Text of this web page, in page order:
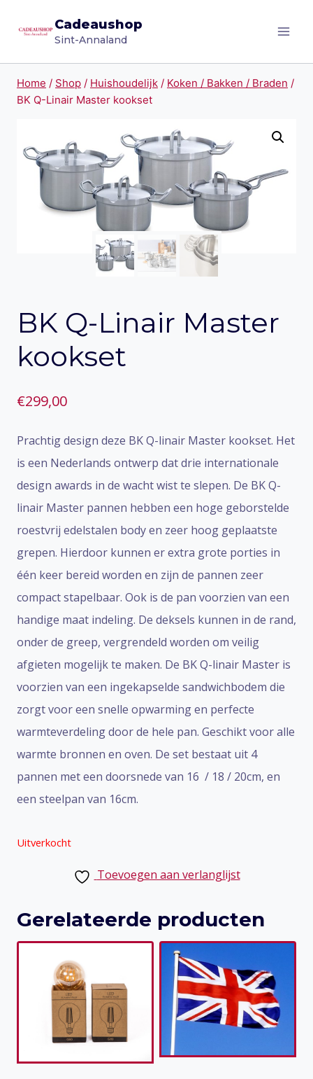
naar
Cadeaushop
Sint-Annaland
Home / Shop / Huishoudelijk / Koken / Bakken / Braden /
BK Q-Linair Master kookset
BK Q-Linair Master
kookset
€299,00
Prachtig design deze BK Q-linair Master kookset. Het
is een Nederlands ontwerp dat drie internationale
design awards in de wacht wist te slepen. De BK Q-
linair Master pannen hebben een hoge geborstelde
roestvrij edelstalen body en zeer hoog geplaatste
grepen. Hierdoor kunnen er extra grote porties in
één keer bereid worden en zijn de pannen zeer
compact stapelbaar. Ook is de pan voorzien van een
handige maat indeling. De deksels kunnen in de rand,
onder de greep, vergrendeld worden om veilig
afgieten mogelijk te maken. De BK Q-linair Master is
voorzien van een ingekapselde sandwichbodem die
zorgt voor een snelle opwarming en perfecte
warmteverdeling door de hele pan. Geschikt voor alle
warmte bronnen en oven. De set bestaat uit 4
pannen met een doorsnede van 16 / 18 / 20cm, en
een steelpan van 16cm.
Uitverkocht
Toevoegen aan verlanglijst
Gerelateerde producten